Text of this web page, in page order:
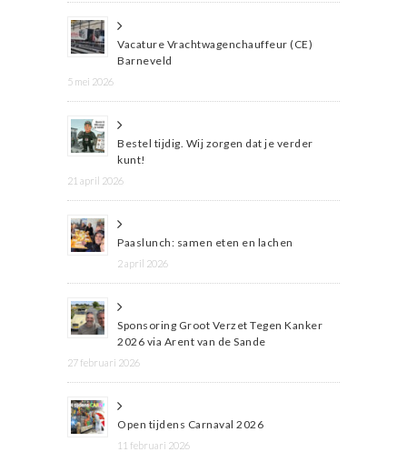
Vacature Vrachtwagenchauffeur (CE)
Barneveld
5 mei 2026
Bestel tijdig. Wij zorgen dat je verder
kunt!
21 april 2026
Paaslunch: samen eten en lachen
2 april 2026
Sponsoring Groot Verzet Tegen Kanker
2026 via Arent van de Sande
27 februari 2026
Open tijdens Carnaval 2026
11 februari 2026